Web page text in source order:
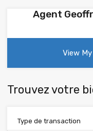
Agent
View
Trouvez votre
Type de transaction